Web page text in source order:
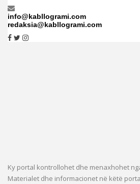
info@kabllogrami.com
redaksia@kabllogrami.com
Ky portal kontrollohet dhe menaxhohet
Materialet dhe informacionet në këtë